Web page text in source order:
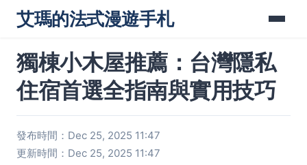
艾瑪的法式漫遊手札
獨棟小木屋推薦：台灣隱私
住宿首選全指南與實用技巧
發布時間：Dec 25, 2025 11:47
更新時間：Dec 25, 2025 11:47